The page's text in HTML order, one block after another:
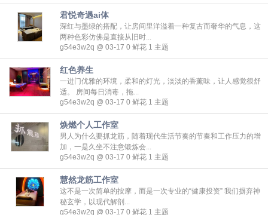
君悦奇遇ai体
深红与墨绿的搭配，让房间里洋溢着一种复古而奢华的气息，这
两种色彩仿佛是直接从旧时...
g54e3w2q @ 03-17 0 鲜花 1 主题
红色养生
一进门优雅的环境，柔和的灯光，淡淡的香薰味，让人感觉很舒
适。 房间每日消毒，拖...
g54e3w2q @ 03-17 0 鲜花 1 主题
焕燃个人工作室
男人为什么要抓龙筋，随着现代生活节奏的节奏和工作压力的增
加，一是久坐不注意锻炼会...
g54e3w2q @ 03-17 0 鲜花 1 主题
慧然龙筋工作室
这不是一次简单的按摩，而是一次专业的“健康投资” 我们摒弃神
秘玄学，以现代解剖...
g54e3w2q @ 03-17 0 鲜花 1 主题